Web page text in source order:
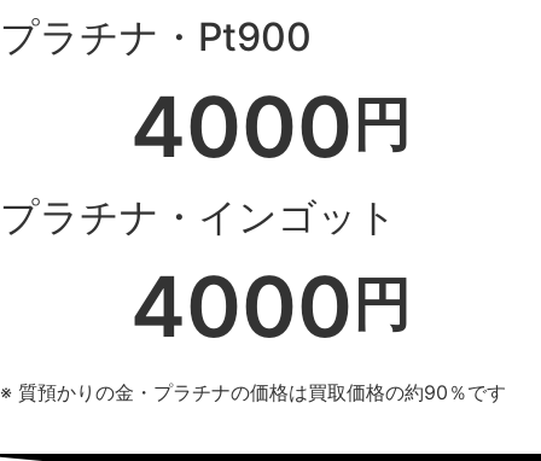
プラチナ・Pt900
4000 円
プラチナ・インゴット
4000 円
※ 質預かりの金・プラチナの価格は買取価格の約90％です